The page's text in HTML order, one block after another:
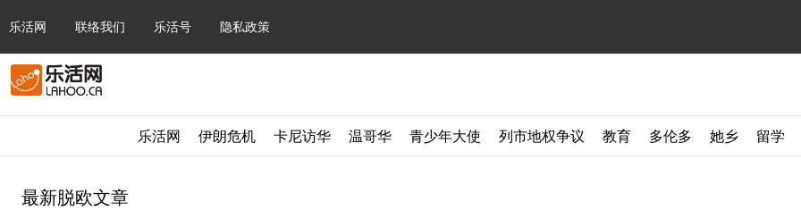
乐活网 联络我们 乐活号 隐私政策
乐活网 伊朗危机 卡尼访华 温哥华 青少年大使 列市地权争议 教育 多伦多 她乡 留学
最新脱欧文章